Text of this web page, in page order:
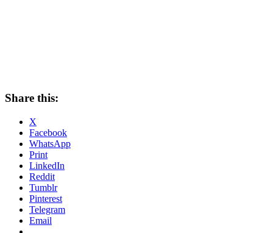
Share this:
X
Facebook
WhatsApp
Print
LinkedIn
Reddit
Tumblr
Pinterest
Telegram
Email